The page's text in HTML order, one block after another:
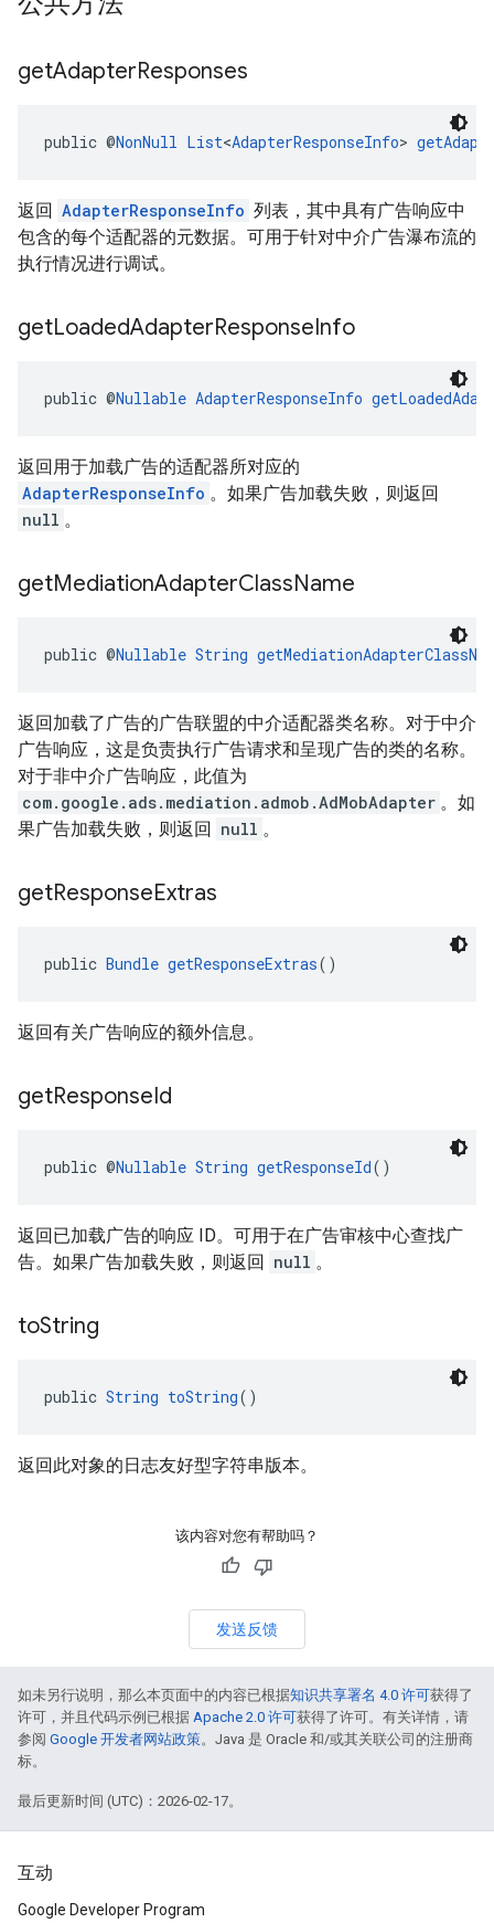
getAdapterResponses
public @NonNull List<AdapterResponseInfo>
返回 AdapterResponseInfo 列表，其中具有广告响应中
包含的每个适配器的元数据。可用于针对中介广告瀑布流的
执行情况进行调试。
getLoadedAdapterResponseInfo
public @Nullable AdapterResponseInfo
返回用于加载广告的适配器所对应的
AdapterResponseInfo 。如果广告加载失败，则返回
null 。
getMediationAdapterClassName
public @Nullable String
返回加载了广告的广告联盟的中介适配器类名称。对于中介
广告响应，这是负责执行广告请求和呈现广告的类的名称。
对于非中介广告响应，此值为
com.google.ads.mediation.admob.AdMobAdapter 。如
果广告加载失败，则返回 null 。
getResponseExtras
public Bundle getResponseExtras()
返回有关广告响应的额外信息。
getResponseId
public @Nullable String getResponseId()
返回已加载广告的响应 ID。可用于在广告审核中心查找广
告。如果广告加载失败，则返回 null 。
toString
public String toString()
返回此对象的日志友好型字符串版本。
该内容对您有帮助吗？
发送反馈
如未另行说明，那么本页面中的内容已根据知识共享署名 4.0 许可获得了
许可，并且代码示例已根据 Apache 2.0 许可获得了许可。有关详情，请
参阅 Google 开发者网站政策。Java 是 Oracle 和/或其关联公司的注册商
标。
最后更新时间 (UTC)：2026-02-17。
互动
Google Developer Program